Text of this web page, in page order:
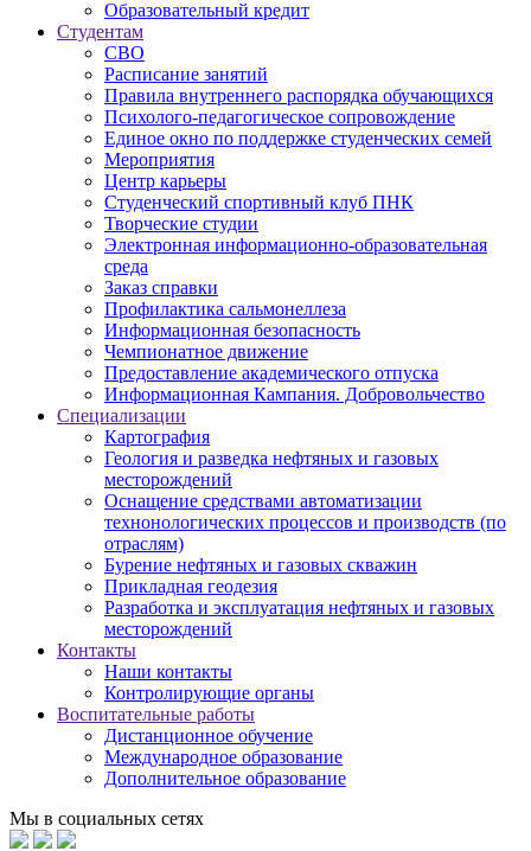
Образовательный кредит
Студентам
СВО
Расписание занятий
Правила внутреннего распорядка обучающихся
Психолого-педагогическое сопровождение
Единое окно по поддержке студенческих семей
Мероприятия
Центр карьеры
Студенческий спортивный клуб ПНК
Творческие студии
Электронная информационно-образовательная
среда
Заказ справки
Профилактика сальмонеллеза
Информационная безопасность
Чемпионатное движение
Предоставление академического отпуска
Информационная Кампания. Добровольчество
Специализации
Картография
Геология и разведка нефтяных и газовых
месторождений
Оснащение средствами автоматизации
технонологических процессов и производств (по
отраслям)
Бурение нефтяных и газовых скважин
Прикладная геодезия
Разработка и эксплуатация нефтяных и газовых
месторождений
Контакты
Наши контакты
Контролирующие органы
Воспитательные работы
Дистанционное обучение
Международное образование
Дополнительное образование
Мы в социальных сетях